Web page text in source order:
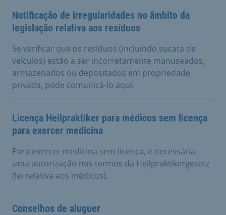
Notificação de irregularidades no âmbito da
legislação relativa aos resíduos
Se verificar que os resíduos (incluindo sucata de
veículos) estão a ser incorretamente manuseados,
armazenados ou depositados em propriedade
privada, pode comunicá-lo aqui.
Licença Heilpraktiker para médicos sem licença
para exercer medicina
Para exercer medicina sem licença, é necessária
uma autorização nos termos da Heilpraktikergesetz
(lei relativa aos médicos).
Conselhos de aluguer